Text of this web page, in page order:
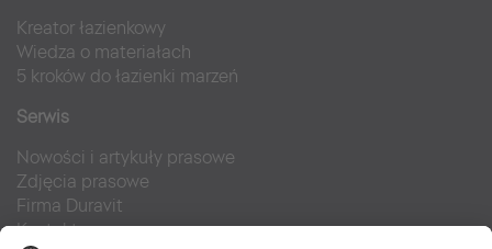
Kreator łazienkowy
Wiedza o materiałach
5 kroków do łazienki marzeń
Serwis
Nowości i artykuły prasowe
Zdjęcia prasowe
Firma Duravit
Kontakt